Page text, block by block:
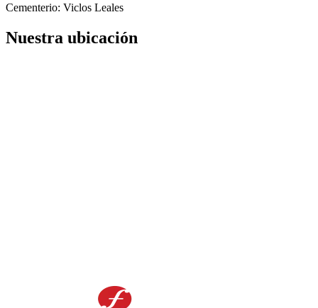
Cementerio: Viclos Leales
Nuestra ubicación